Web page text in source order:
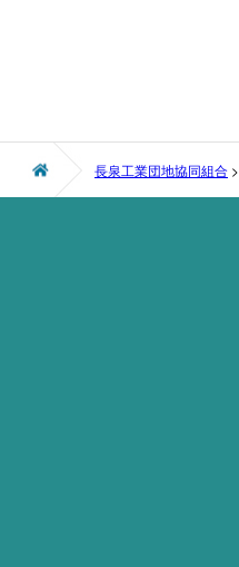
長泉工業団地協同組合 >